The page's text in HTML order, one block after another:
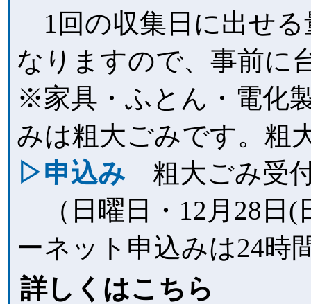
1回の収集日に出せる
なりますので、事前に
※家具・ふとん・電化
みは粗大ごみです。粗
▷申込み 粗大ごみ受
（日曜日・12月28日(
ーネット申込みは24時
詳しくはこちら